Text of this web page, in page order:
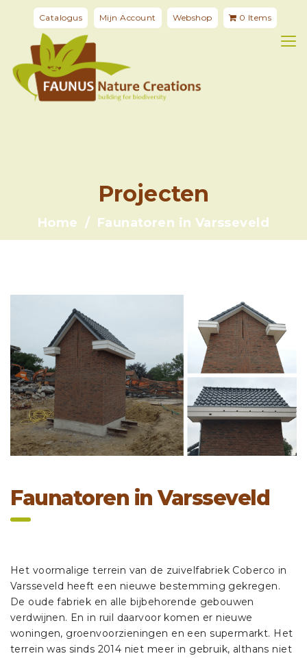
Catalogus Mijn Account Webshop 0 Items
Projecten
Home Faunatoren in Varsseveld
Faunatoren in Varsseveld
Het voormalige terrein van de zuivelfabriek Coberco in
Varsseveld heeft een nieuwe bestemming gekregen.
De oude fabriek en alle bijbehorende gebouwen
verdwijnen. En in ruil daarvoor komen er nieuwe
woningen, groenvoorzieningen en een supermarkt. Het
terrein was sinds 2014 niet meer in gebruik, althans niet